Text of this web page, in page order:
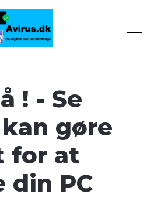
! - Se
gøre
for at
din PC